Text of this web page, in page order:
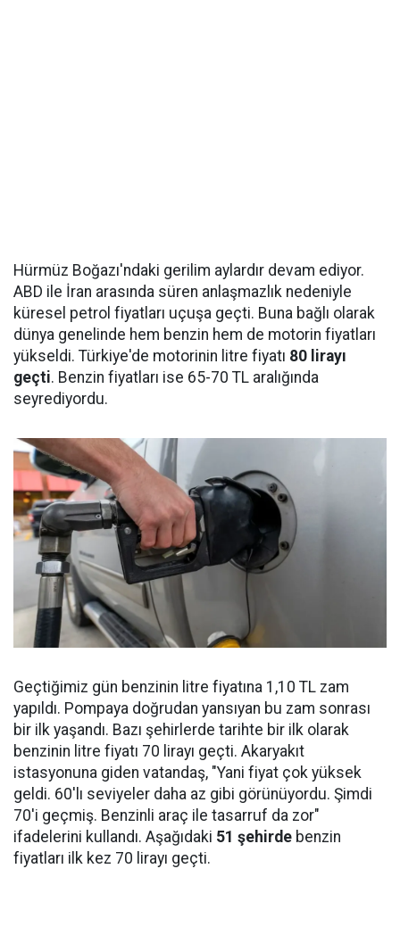
Hürmüz Boğazı'ndaki gerilim aylardır devam ediyor.
ABD ile İran arasında süren anlaşmazlık nedeniyle
küresel petrol fiyatları uçuşa geçti. Buna bağlı olarak
dünya genelinde hem benzin hem de motorin fiyatları
yükseldi. Türkiye'de motorinin litre fiyatı 80 lirayı
geçti. Benzin fiyatları ise 65-70 TL aralığında
seyrediyordu.
Geçtiğimiz gün benzinin litre fiyatına 1,10 TL zam
yapıldı. Pompaya doğrudan yansıyan bu zam sonrası
bir ilk yaşandı. Bazı şehirlerde tarihte bir ilk olarak
benzinin litre fiyatı 70 lirayı geçti. Akaryakıt
istasyonuna giden vatandaş, "Yani fiyat çok yüksek
geldi. 60'lı seviyeler daha az gibi görünüyordu. Şimdi
70'i geçmiş. Benzinli araç ile tasarruf da zor"
ifadelerini kullandı. Aşağıdaki 51 şehirde benzin
fiyatları ilk kez 70 lirayı geçti.